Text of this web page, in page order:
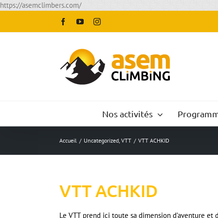
https://asemclimbers.com/Passer
contenu
FacebookYouTubeInstagram
Nos activités
Accueil / Uncategorized, VTT / VTT ACHKID
VTT ACHKID
Le VTT prend ici toute sa dimension d’aventure et
col , de jouer avec les éléments, de satisfaire